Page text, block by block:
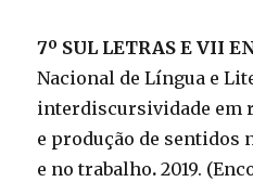
7º SUL LETRAS E VII
Nacional de Língua e
interdiscursividade em
e produção de sentidos
e no trabalho. 2019.